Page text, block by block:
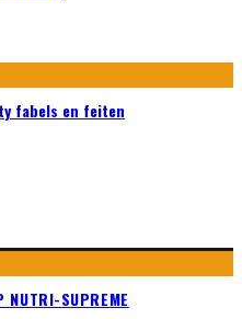
fabels en feiten
NUTRI-SUPREME